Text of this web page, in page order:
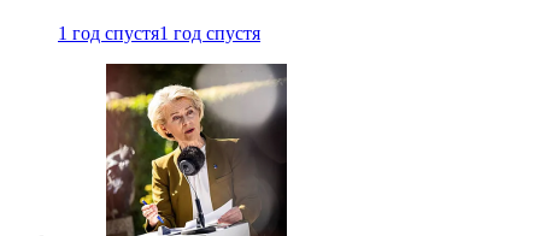
1 год спустя1 год спустя